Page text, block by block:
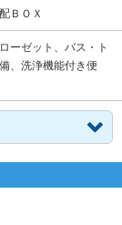
ＢＯＸ
ーゼット、バス・ト
、洗浄機能付き便